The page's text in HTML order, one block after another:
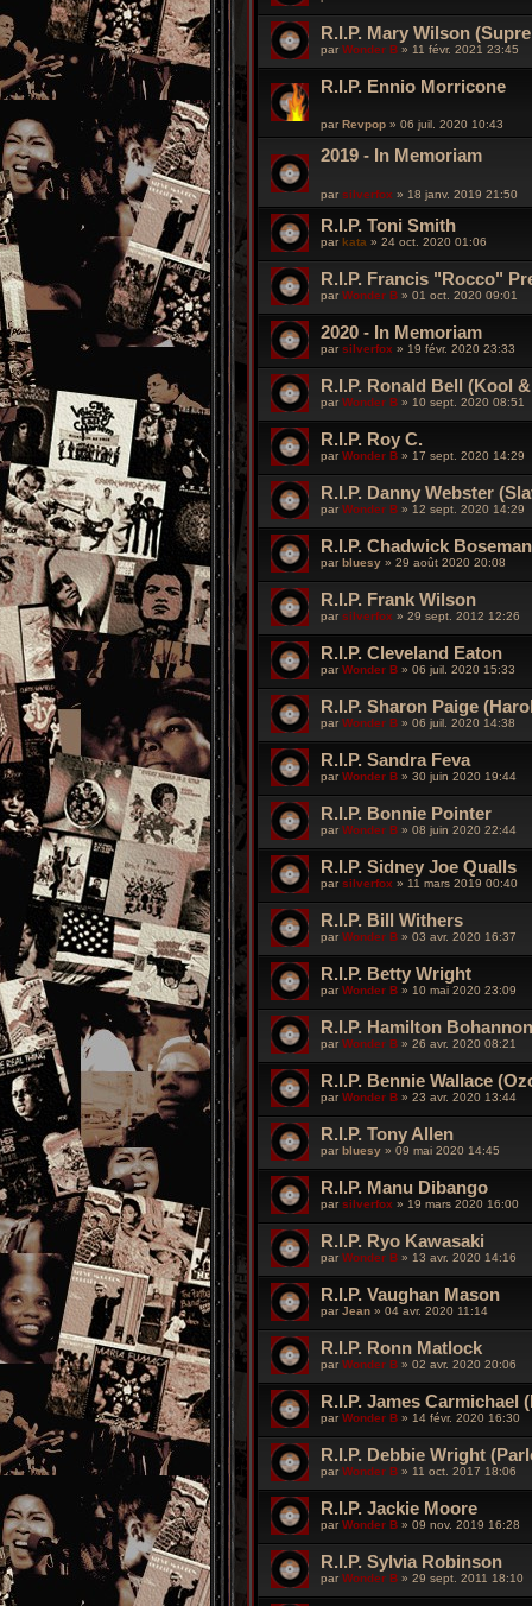
R.I.P. Mary Wilson
par Wonder B » 11 févr. 2021 23:45
R.I.P. Ennio Morricone
par Revpop » 06 juil. 2020 10:43
2019 - In Memoriam
par silverfox » 18 janv. 2019 21:50
R.I.P. Toni Smith
parkata » 24 oct. 2020 01:06
R.I.P. Francis "Rocco"
par Wonder B » 01 oct. 2020 09:01
2020 - In Memoriam
parsilverfox » 19 févr. 2020 23:33
R.I.P. Ronald Bell (Kool
par Wonder B » 10 sept. 2020 08:51
R.I.P. Roy C.
parWonder B » 17 sept. 2020 14:29
R.I.P. Danny Webster
par Wonder B » 12 sept. 2020 14:29
R.I.P. Chadwick
parbluesy » 29 août 2020 20:08
R.I.P. Frank Wilson
par silverfox » 29 sept. 2012 12:26
R.I.P. Cleveland Eaton
parWonder B » 06 juil. 2020 15:33
R.I.P. Sharon Paige
par Wonder B » 06 juil. 2020 14:38
R.I.P. Sandra Feva
parWonder B » 30 juin 2020 19:44
R.I.P. Bonnie Pointer
par Wonder B » 08 juin 2020 22:44
R.I.P. Sidney Joe Qualls
parsilverfox » 11 mars 2019 00:40
R.I.P. Bill Withers
par Wonder B » 03 avr. 2020 16:37
R.I.P. Betty Wright
parWonder B » 10 mai 2020 23:09
R.I.P. Hamilton Bohannon
par Wonder B » 26 avr. 2020 08:21
R.I.P. Bennie Wallace
parWonder B » 23 avr. 2020 13:44
R.I.P. Tony Allen
par bluesy » 09 mai 2020 14:45
R.I.P. Manu Dibango
parsilverfox » 19 mars 2020 16:00
R.I.P. Ryo Kawasaki
par Wonder B » 13 avr. 2020 14:16
R.I.P. Vaughan Mason
parJean » 04 avr. 2020 11:14
R.I.P. Ronn Matlock
par Wonder B » 02 avr. 2020 20:06
R.I.P. James Carmichael
parWonder B » 14 févr. 2020 16:30
R.I.P. Debbie Wright
par Wonder B » 11 oct. 2017 18:06
R.I.P. Jackie Moore
parWonder B » 09 nov. 2019 16:28
R.I.P. Sylvia Robinson
par Wonder B » 29 sept. 2011 18:10